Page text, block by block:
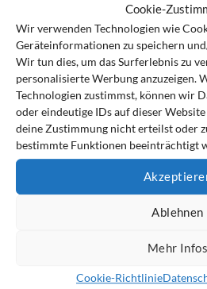
Cookie-
Wir verwenden Technologien wie
Geräteinformationen zu speichern
Wir tun dies, um das Surferlebnis zu
personalisierte Werbung anzuzeigen.
Technologien zustimmst, können wir
oder eindeutige IDs auf dieser
deine Zustimmung nicht erteilst oder
bestimmte Funktionen beeinträchtigt
Ablehnen
Mehr Infos
Cookie-Richtlinie
VSAV Monitor Newsletter(288)
brandaktuell|mit vielen Tipps